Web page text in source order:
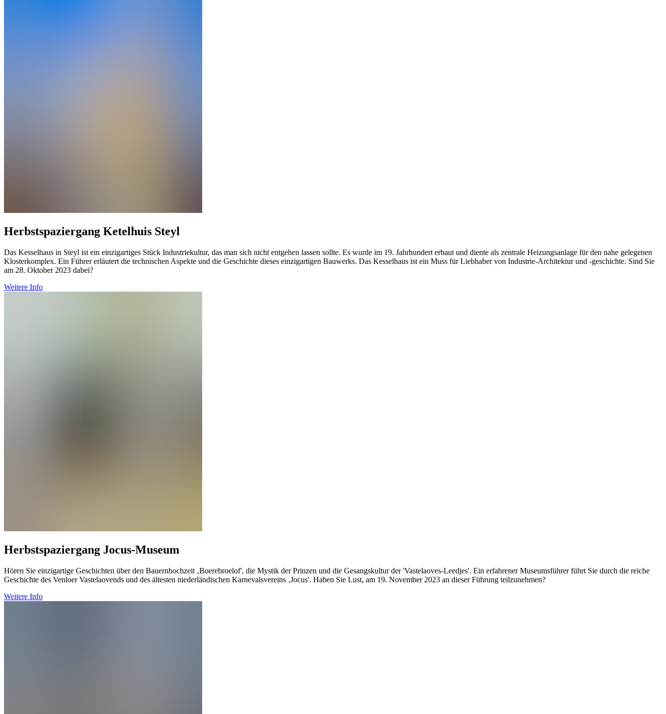
Herbstspaziergang Ketelhuis Steyl
Das Kesselhaus in Steyl ist ein einzigartiges Stück Industriekultur, das man sich nicht entgehen lassen sollte. Es wurde im 19. Jahrhundert erbaut und diente als zentrale Heizungsanlage für den nahe gelegenen
Klosterkomplex. Ein Führer erläutert die technischen Aspekte und die Geschichte dieses einzigartigen Bauwerks. Das Kesselhaus ist ein Muss für Liebhaber von Industrie-Architektur und -geschichte. Sind Sie
am 28. Oktober 2023 dabei?
Weitere Info
Herbstspaziergang Jocus-Museum
Hören Sie einzigartige Geschichten über den Bauernhochzeit ‚Boerebroelof', die Mystik der Prinzen und die Gesangskultur der 'Vastelaoves-Leedjes'. Ein erfahrener Museumsführer führt Sie durch die reiche
Geschichte des Venloer Vastelaovends und des ältesten niederländischen Karnevalsvereins ‚Jocus'. Haben Sie Lust, am 19. November 2023 an dieser Führung teilzunehmen?
Weitere Info